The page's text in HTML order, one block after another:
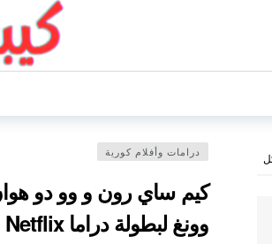
درامات وأفلام كورية
كيم ساي رون و وو دو
وونغ لبطولة دراما Netflix القادمة